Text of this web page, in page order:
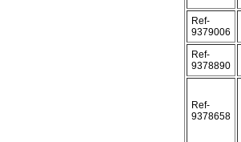
Ref-
9379006
Ref-
9378890
Ref-
9378658